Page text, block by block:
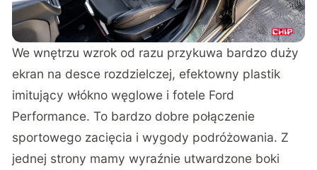
We wnętrzu wzrok od razu przykuwa bardzo duży
ekran na desce rozdzielczej, efektowny plastik
imitujący włókno węglowe i fotele Ford
Performance. To bardzo dobre połączenie
sportowego zacięcia i wygody podróżowania. Z
jednej strony mamy wyraźnie utwardzone boki